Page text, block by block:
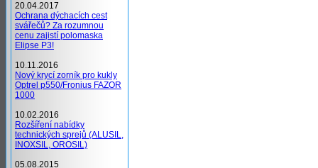
20.04.2017
Ochrana dýchacích cest
svářečů? Za rozumnou
cenu zajistí polomaska
Elipse P3!
10.11.2016
Nový krycí zorník pro kukly
Optrel p550/Fronius FAZOR
1000
10.02.2016
Rozšíření nabídky
technických sprejů (ALUSIL,
INOXSIL, OROSIL)
05.08.2015